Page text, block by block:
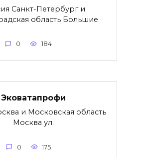
Санкт-Петербург и
область Большие
0 184
Эковатапрофи
и Московская область
Москва ул.
0 175